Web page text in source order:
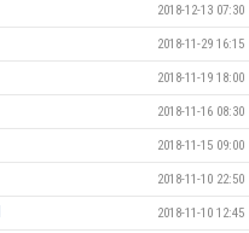
2018-12-13 07:30
2018-11-29 16:15
2018-11-19 18:00
2018-11-16 08:30
2018-11-15 09:00
2018-11-10 22:50
2018-11-10 12:45